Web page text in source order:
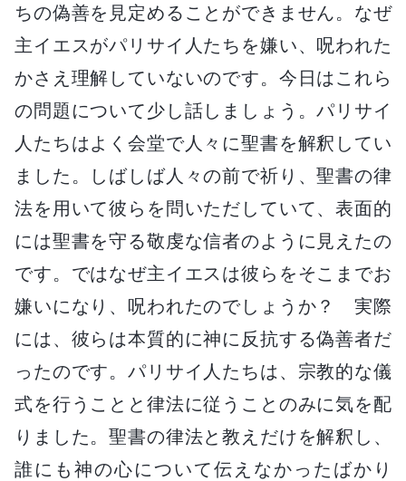
ちの偽善を見定めることができません。なぜ
主イエスがパリサイ人たちを嫌い、呪われた
かさえ理解していないのです。今日はこれら
の問題について少し話しましょう。パリサイ
人たちはよく会堂で人々に聖書を解釈してい
ました。しばしば人々の前で祈り、聖書の律
法を用いて彼らを問いただしていて、表面的
には聖書を守る敬虔な信者のように見えたの
です。ではなぜ主イエスは彼らをそこまでお
嫌いになり、呪われたのでしょうか？ 実際
には、彼らは本質的に神に反抗する偽善者だ
ったのです。パリサイ人たちは、宗教的な儀
式を行うことと律法に従うことのみに気を配
りました。聖書の律法と教えだけを解釈し、
誰にも神の心について伝えなかったばかり